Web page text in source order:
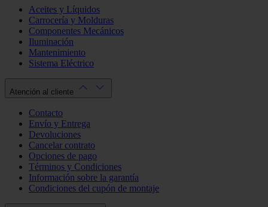
Aceites y Líquidos
Carrocería y Molduras
Componentes Mecánicos
Iluminación
Mantenimiento
Sistema Eléctrico
Atención al cliente
Contacto
Envío y Entrega
Devoluciones
Cancelar contrato
Opciones de pago
Términos y Condiciones
Información sobre la garantía
Condiciones del cupón de montaje